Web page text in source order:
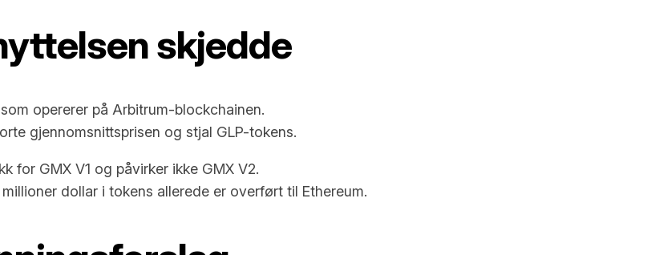
skjedde
opererer på Arbitrum-blockchainen.
gjennomsnittsprisen og stjal GLP-tokens.
for GMX V1 og påvirker ikke GMX V2.
dollar i tokens allerede er overført til Ethereum.